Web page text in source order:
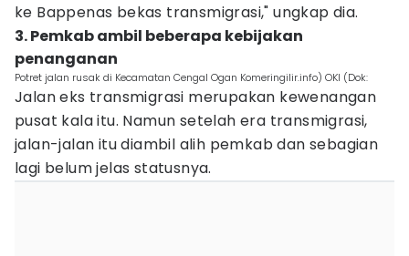
ke Bappenas bekas transmigrasi," ungkap dia.
3. Pemkab ambil beberapa kebijakan
penanganan
Potret jalan rusak di Kecamatan Cengal Ogan Komeringilir.info) OKI (Dok:
Jalan eks transmigrasi merupakan kewenangan
pusat kala itu. Namun setelah era transmigrasi,
jalan-jalan itu diambil alih pemkab dan sebagian
lagi belum jelas statusnya.